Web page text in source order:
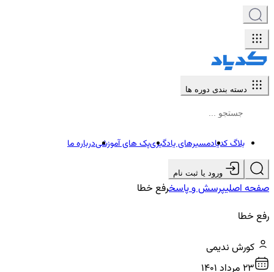
دسته بندی دوره ها
بلاگ کدیادمسیرهای یادگیریپک های آموزشیدرباره ما
ورود یا ثبت نام
صفحه اصلیپرسش و پاسخرفع خطا
رفع خطا
کورش ندیمی
23 مرداد ۱۴۰۱